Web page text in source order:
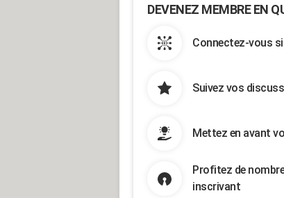
DEVENEZ MEMBRE EN
Connectez-vous
Suivez vos
Mettez en avant
Profitez de
inscrivant